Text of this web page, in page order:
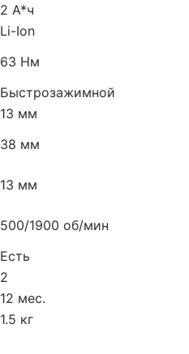
2 А*ч
Li-Ion
63 Нм
Быстрозажимной
13 мм
38 мм
13 мм
500/1900 об/мин
Есть
2
12 мес.
1.5 кг